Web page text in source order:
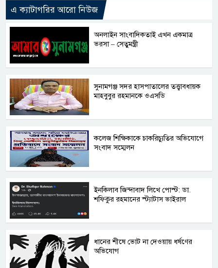
এ ক্যাটাগরির আরো নিউজ
অনলাইন সাংবাদিকতাই এখন একমাত্র
ভরসা – সেতুমন্ত্রী
সুনামগঞ্জ সদর হাসপাতালের তত্ত্বাবধায়ক
মাহবুবুর রহমানকে ওএসডি
কলেজ শিক্ষিকাকে চাকরিচ্যুতির অভিযোগে
সংবাদ সম্মেলন
ইনকিলাব জিন্দাবাদ লিখে পোস্ট: ডা.
শফিকুর রহমানের স্ট্যাটাস ভাইরাল
ধানের শীষে ভোট না দেওয়ায় ধর্ষণের
অভিযোগ